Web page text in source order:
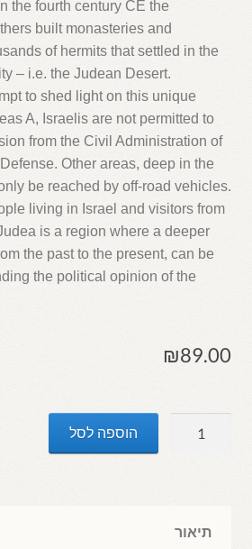
the fourth century CE the
built monasteries and
of hermits that settled in the
– i.e. the Judean Desert.
to shed light on this unique
A, Israelis are not permitted to
from the Civil Administration of
Other areas, deep in the
be reached by off-road vehicles.
living in Israel and visitors from
is a region where a deeper
the past to the present, can be
the political opinion of the
₪89.00
הוספה לסל
תיאור